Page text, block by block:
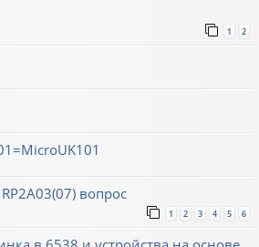
1 2
вопрос
1 2 3 4 5 6